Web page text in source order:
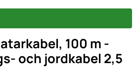
100 m -
och jordkabel 2,5